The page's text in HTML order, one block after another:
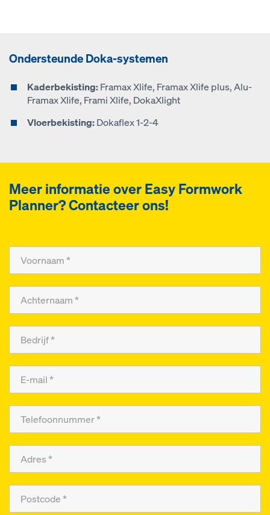
Ondersteunde Doka-systemen
Kaderbekisting:Framax Xlife, Framax Xlife plus, Alu-
Framax Xlife, Frami Xlife, DokaXlight
Vloerbekisting:Dokaflex 1-2-4
Meer informatie overEasy Formwork
Planner? Contacteer ons!